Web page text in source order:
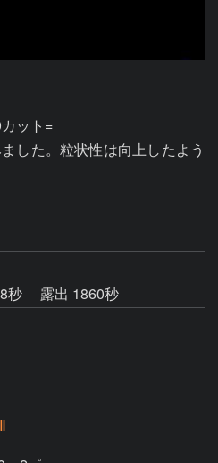
ット=
した。粒状性は向上したよう
秒
露出 1860秒